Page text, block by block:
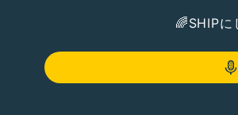
🌈SHIPに